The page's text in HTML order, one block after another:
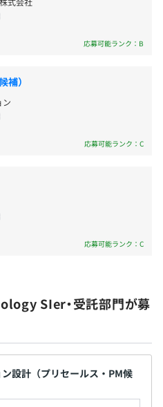
サーバサイド）、AI、デー
、S3、API Gateway、
）に加え、AI（機械学
験、実績、知識の蓄積
連携をしながらの最先端技術
した契約書の分類分け実証
データサイエンス
円、子ども[18歳未満]／
降：月4000円）
出す開発会社としての顔
、対応可能な技術領域は
アプリ開発、 WEBサイト
保守はもちろん、企画や
工程まで網羅していま
の比率となっていま
女性社員に対しても、育
の取得希望者は100%と
の復帰率も98%。事業
だからこそ、ワークラ
ャリア形成が可能です。
しい領域にチャレンジし
また、ひと月の平均残
12月）であり、学習・趣
を増やすことができワー
貢献しています。
応募可能ランク：B
補）
ン
応募可能ランク：C
応募可能ランク：C
SIer・受託部門が募
設計（プリセールス・PM候